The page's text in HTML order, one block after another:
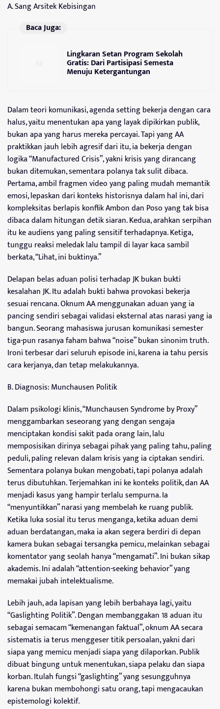
A. Sang Arsitek Kebisingan
Baca Juga:
Lingkaran Setan Program Sekolah
Gratis: Dari Partisipasi Semesta
Menuju Ketergantungan
Dalam teori komunikasi, agenda setting bekerja dengan cara
halus, yaitu menentukan apa yang layak dipikirkan publik,
bukan apa yang harus mereka percayai. Tapi yang AA
praktikkan jauh lebih agresif dari itu, ia bekerja dengan
logika “Manufactured Crisis”, yakni krisis yang dirancang
bukan ditemukan, sementara polanya tak sulit dibaca.
Pertama, ambil fragmen video yang paling mudah memantik
emosi, lepaskan dari konteks historisnya dalam hal ini, dari
kompleksitas berlapis konflik Ambon dan Poso yang tak bisa
dibaca dalam hitungan detik siaran. Kedua, arahkan serpihan
itu ke audiens yang paling sensitif terhadapnya. Ketiga,
tunggu reaksi meledak lalu tampil di layar kaca sambil
berkata, “Lihat, ini buktinya.”
Delapan belas aduan polisi terhadap JK bukan bukti
kesalahan JK. Itu adalah bukti bahwa provokasi bekerja
sesuai rencana. Oknum AA menggunakan aduan yang ia
pancing sendiri sebagai validasi eksternal atas narasi yang ia
bangun. Seorang mahasiswa jurusan komunikasi semester
tiga-pun rasanya faham bahwa “noise” bukan sinonim truth.
Ironi terbesar dari seluruh episode ini, karena ia tahu persis
cara kerjanya, dan tetap melakukannya.
B. Diagnosis: Munchausen Politik
Dalam psikologi klinis, “Munchausen Syndrome by Proxy”
menggambarkan seseorang yang dengan sengaja
menciptakan kondisi sakit pada orang lain, lalu
memposisikan dirinya sebagai pihak yang paling tahu, paling
peduli, paling relevan dalam krisis yang ia ciptakan sendiri.
Sementara polanya bukan mengobati, tapi polanya adalah
terus dibutuhkan. Terjemahkan ini ke konteks politik, dan AA
menjadi kasus yang hampir terlalu sempurna. Ia
“menyuntikkan” narasi yang membelah ke ruang publik.
Ketika luka sosial itu terus menganga, ketika aduan demi
aduan berdatangan, maka ia akan segera berdiri di depan
kamera bukan sebagai tersangka pemicu, melainkan sebagai
komentator yang seolah hanya “mengamati”. Ini bukan sikap
akademis. Ini adalah “attention-seeking behavior” yang
memakai jubah intelektualisme.
Lebih jauh, ada lapisan yang lebih berbahaya lagi, yaitu
“Gaslighting Politik”. Dengan membanggakan 18 aduan itu
sebagai semacam “kemenangan faktual”, oknum AA secara
sistematis ia terus menggeser titik persoalan, yakni dari
siapa yang memicu menjadi siapa yang dilaporkan. Publik
dibuat bingung untuk menentukan, siapa pelaku dan siapa
korban. Itulah fungsi “gaslighting” yang sesungguhnya
karena bukan membohongi satu orang, tapi mengacaukan
epistemologi kolektif.